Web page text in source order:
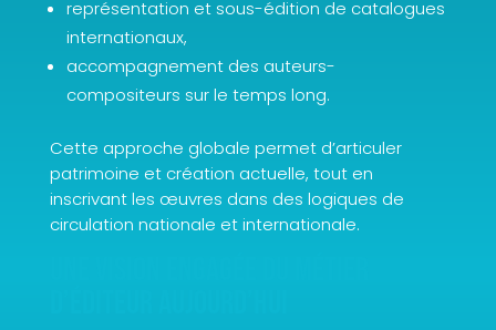
représentation et sous-édition de catalogues
internationaux,
accompagnement des auteurs-
compositeurs sur le temps long.
Cette approche globale permet d’articuler
patrimoine et création actuelle, tout en
inscrivant les œuvres dans des logiques de
circulation nationale et internationale.